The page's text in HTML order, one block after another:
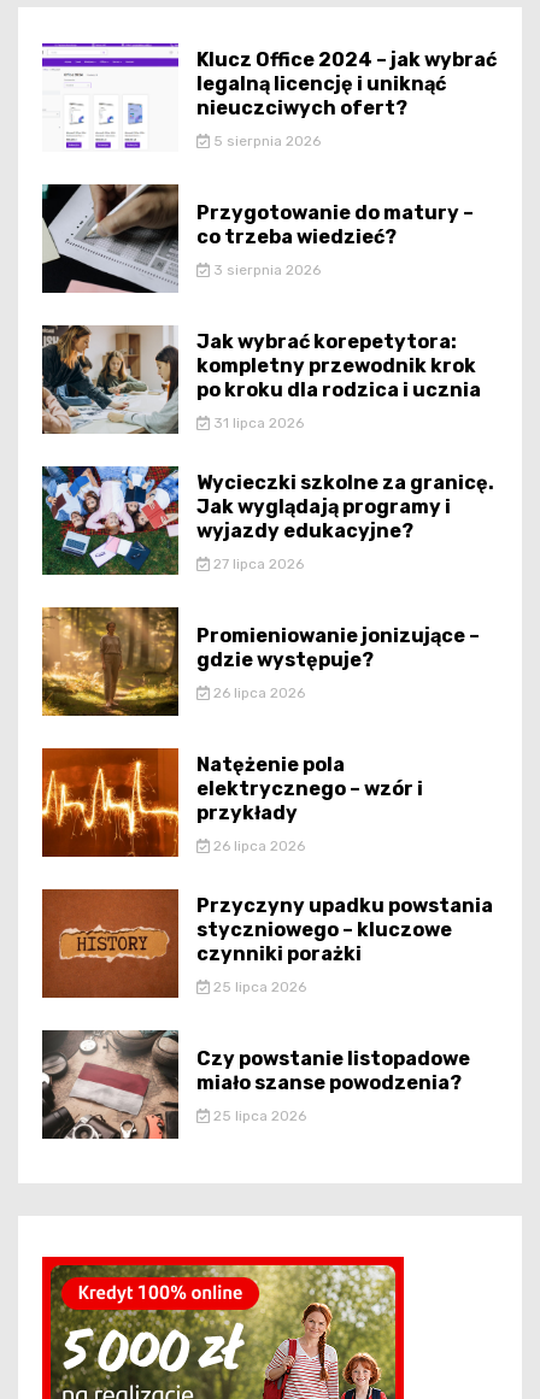
Klucz Office 2024 – jak wybrać
legalną licencję i uniknąć
nieuczciwych ofert?
5 sierpnia 2026
Przygotowanie do matury –
co trzeba wiedzieć?
3 sierpnia 2026
Jak wybrać korepetytora:
kompletny przewodnik krok
po kroku dla rodzica i ucznia
31 lipca 2026
Wycieczki szkolne za granicę.
Jak wyglądają programy i
wyjazdy edukacyjne?
27 lipca 2026
Promieniowanie jonizujące –
gdzie występuje?
26 lipca 2026
Natężenie pola
elektrycznego – wzór i
przykłady
26 lipca 2026
Przyczyny upadku powstania
styczniowego – kluczowe
czynniki porażki
25 lipca 2026
Czy powstanie listopadowe
miało szanse powodzenia?
25 lipca 2026